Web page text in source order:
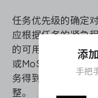
任务优先级的确定
应根据任务的紧急
的可用性来确定任
或MoSCoW法则来
务得到及时处理，
整。
添
手把